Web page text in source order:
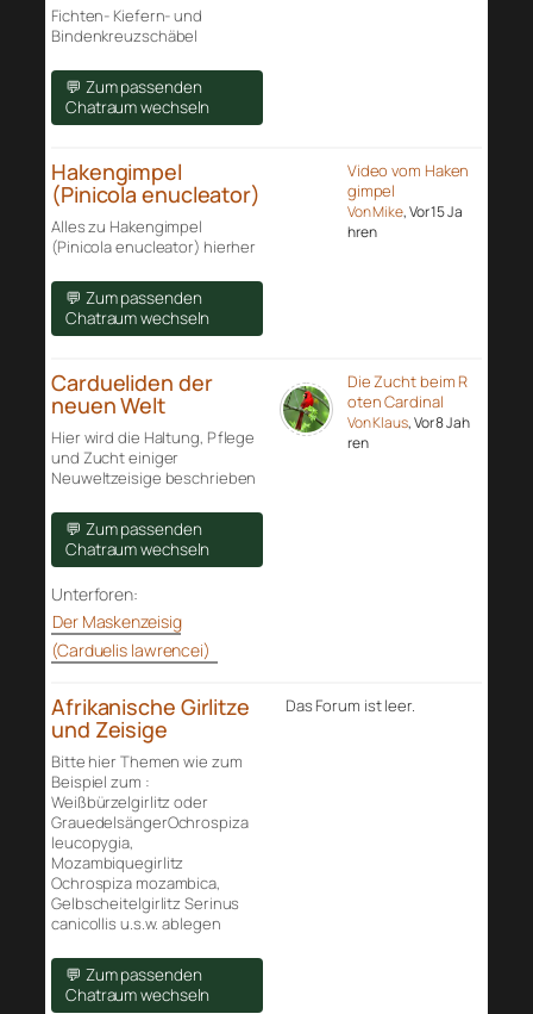
Fichten- Kiefern- und
Bindenkreuzschäbel
💬 Zum passenden
Chatraum wechseln
Hakengimpel
(Pinicola enucleator)
Alles zu Hakengimpel
(Pinicola enucleator) hierher
💬 Zum passenden
Chatraum wechseln
Video vom Haken
gimpel
Von Mike, Vor 15 Ja
hren
Cardueliden der
neuen Welt
Hier wird die Haltung, Pflege
und Zucht einiger
Neuweltzeisige beschrieben
💬 Zum passenden
Chatraum wechseln
Unterforen:
Der Maskenzeisig
(Carduelis lawrencei)
Die Zucht beim R
oten Cardinal
Von Klaus, Vor 8 Jah
ren
Afrikanische Girlitze
und Zeisige
Bitte hier Themen wie zum
Beispiel zum :
Weißbürzelgirlitz oder
GrauedelsängerOchrospiza
leucopygia,
Mozambiquegirlitz
Ochrospiza mozambica,
Gelbscheitelgirlitz Serinus
canicollis u.s.w. ablegen
💬 Zum passenden
Chatraum wechseln
Das Forum ist leer.